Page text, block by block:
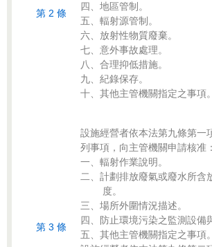
第 2 條
四、地區管制。
五、輻射源管制。
六、放射性物質廢棄。
七、意外事故處理。
八、合理抑低措施。
九、紀錄保存。
第 3 條
設施經營者依本法第九條第一
列事項，向主管機關申請核准：
一、輻射作業說明。
二、計劃排放廢氣或廢水所含
    度。
三、場所外圍情況描述。
四、防止環境污染之監測設備
五、其他主管機關指定之事項。